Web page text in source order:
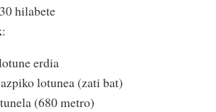
hilabete
:
erdia
lotunea (zati bat)
(680 metro)